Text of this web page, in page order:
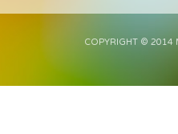
COPYRIGHT © 2014